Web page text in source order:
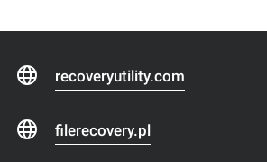
recoveryutility.com
filerecovery.pl